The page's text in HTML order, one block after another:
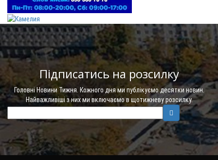
Підписатись на розсилку
Головні Новини Тижня. Кожного дня ми публікуємо десятки новин.
Найважливіші з них ми включаємо в щотижневу розсилку.